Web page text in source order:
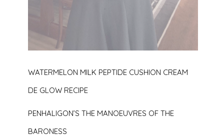
WATERMELON MILK PEPTIDE CUSHION CREAM
DE GLOW RECIPE
PENHALIGON’S THE MANOEUVRES OF THE
BARONESS